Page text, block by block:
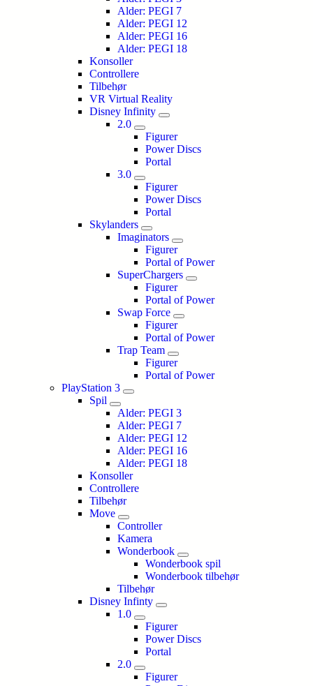
Alder: PEGI 7
Alder: PEGI 12
Alder: PEGI 16
Alder: PEGI 18
Konsoller
Controllere
Tilbehør
VR Virtual Reality
Disney Infinity
2.0
Figurer
Power Discs
Portal
3.0
Figurer
Power Discs
Portal
Skylanders
Imaginators
Figurer
Portal of Power
SuperChargers
Figurer
Portal of Power
Swap Force
Figurer
Portal of Power
Trap Team
Figurer
Portal of Power
PlayStation 3
Spil
Alder: PEGI 3
Alder: PEGI 7
Alder: PEGI 12
Alder: PEGI 16
Alder: PEGI 18
Konsoller
Controllere
Tilbehør
Move
Controller
Kamera
Wonderbook
Wonderbook spil
Wonderbook tilbehør
Tilbehør
Disney Infinty
1.0
Figurer
Power Discs
Portal
2.0
Figurer